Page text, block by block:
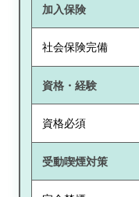
加入保険
社会保険完備
資格・経験
資格必須
受動喫煙対策